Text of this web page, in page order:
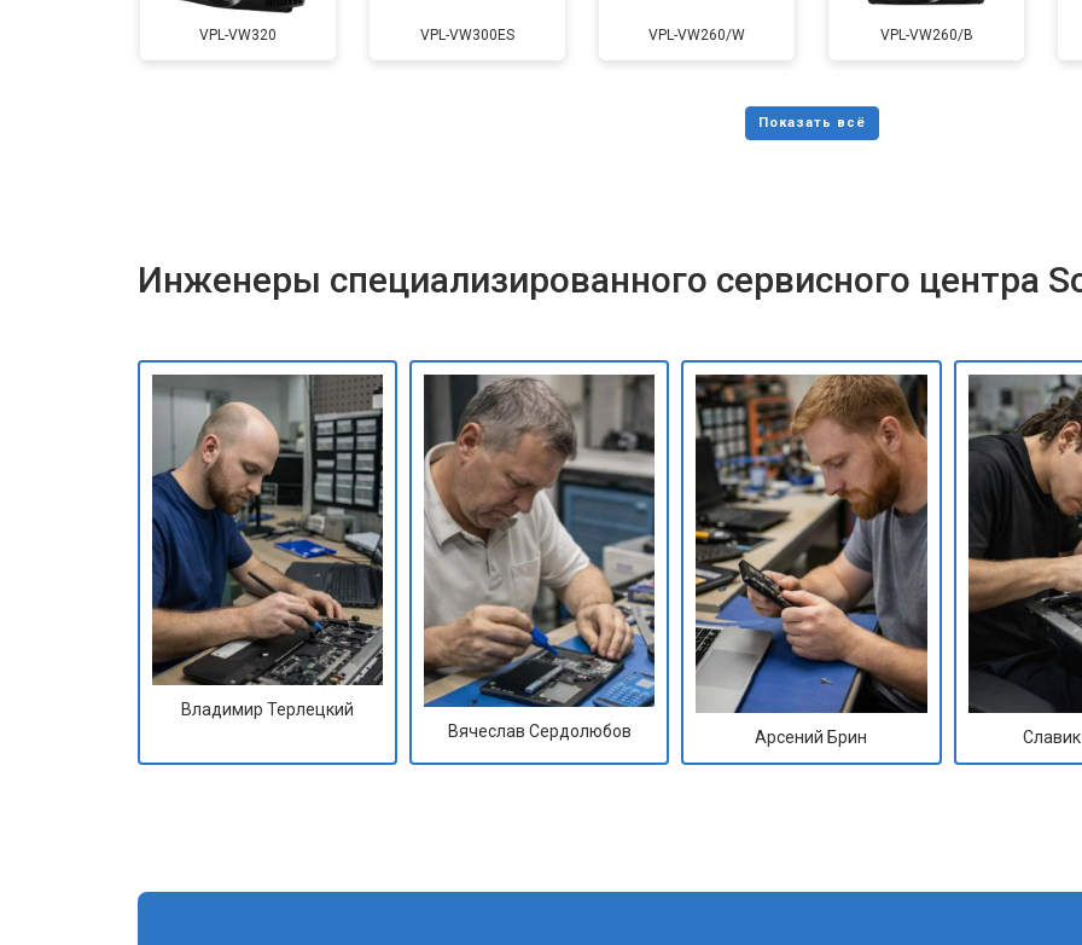
VPL-VW320 VPL-VW300ES VPL-VW260/W VPL-VW260/B
Инженеры специализированного сервисного центра
Владимир Терлецкий
Вячеслав Сердолюбов
Арсений Брин